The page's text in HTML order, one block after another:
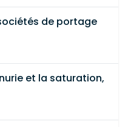
de portage
et la saturation,